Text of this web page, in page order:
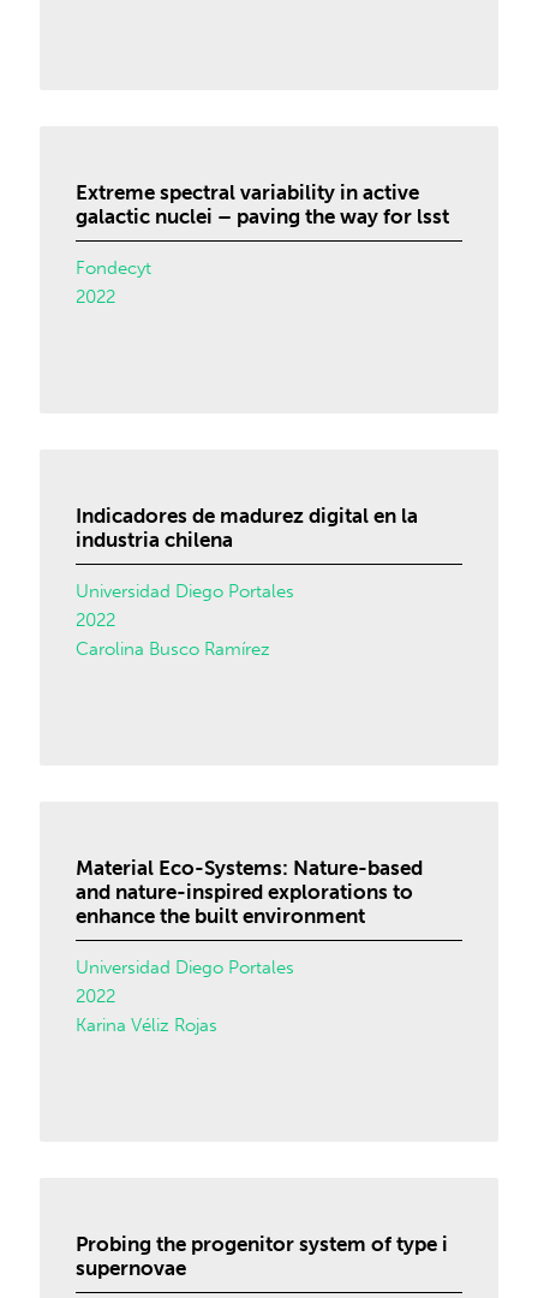
Extreme spectral variability in active
galactic nuclei – paving the way for lsst
Fondecyt
2022
Indicadores de madurez digital en la
industria chilena
Universidad Diego Portales
2022
Carolina Busco Ramírez
Material Eco-Systems: Nature-based
and nature-inspired explorations to
enhance the built environment
Universidad Diego Portales
2022
Karina Véliz Rojas
Probing the progenitor system of type i
supernovae